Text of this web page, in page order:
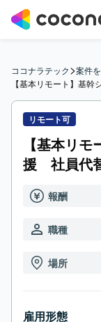
ココナラテック>案件
【基本リモート】基
リモート可
【基本リ
援 社員代
報酬
職種
場所
雇用形態